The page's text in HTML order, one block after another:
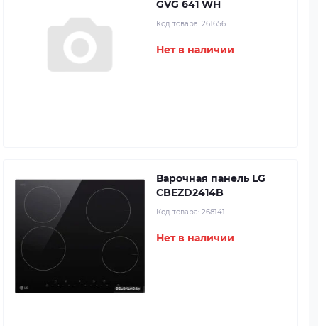
GVG 641 WH
Код товара: 261656
Нет в наличии
Варочная панель LG
CBEZD2414B
Код товара: 268141
Нет в наличии